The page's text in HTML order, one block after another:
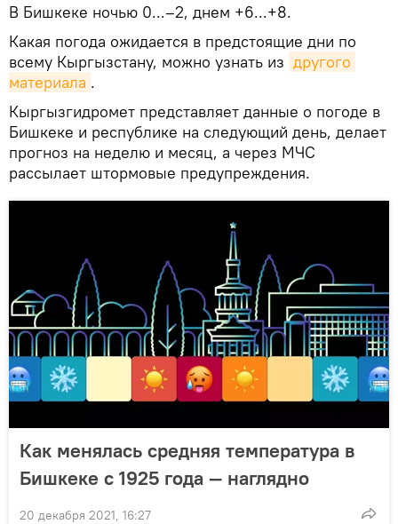
В Бишкеке ночью 0...–2, днем +6...+8.
Какая погода ожидается в предстоящие дни по
всему Кыргызстану, можно узнать из другого
материала .
Кыргызгидромет представляет данные о погоде в
Бишкеке и республике на следующий день, делает
прогноз на неделю и месяц, а через МЧС
рассылает штормовые предупреждения.
Как менялась средняя температура в
Бишкеке с 1925 года — наглядно
20 декабря 2021, 16:27